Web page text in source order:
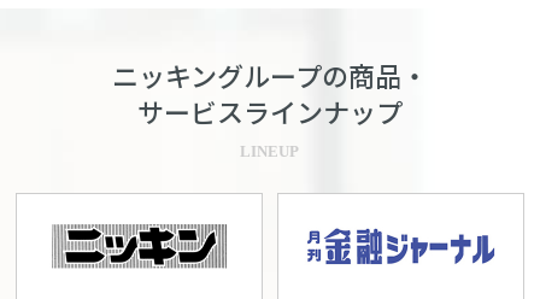
ニッキングループの商品・
サービスラインナップ
LINEUP